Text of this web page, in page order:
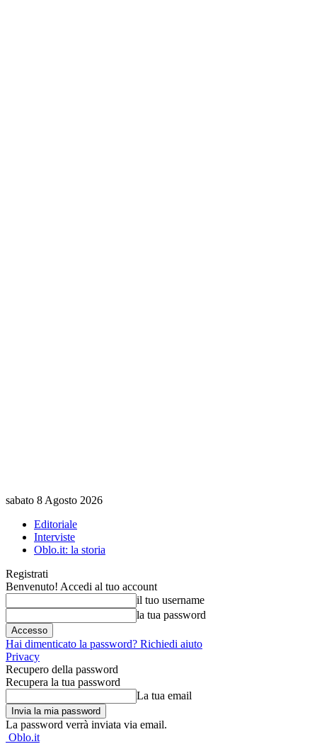
sabato 8 Agosto 2026
Editoriale
Interviste
Oblo.it: la storia
Registrati
Benvenuto! Accedi al tuo account
il tuo username
la tua password
Hai dimenticato la password? Richiedi aiuto
Privacy
Recupero della password
Recupera la tua password
La tua email
La password verrà inviata via email.
Oblo.it